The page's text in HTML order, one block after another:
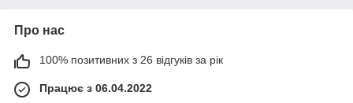
Про нас
100% позитивних з 26 відгуків за рік
Працює з 06.04.2022